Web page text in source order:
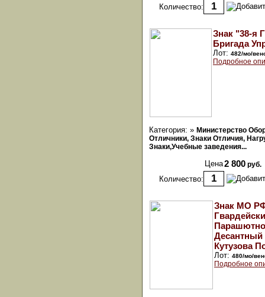
Количество:
Знак "38-я
Бригада
Лот: 482/мо/
Подробное
Категория: » Министерство
Отличники, Знаки Отличия,
Знаки,Учебные заведения...
Цена2 800 руб.
Количество:
Знак МО
Кутузова
Лот: 480/мо/
Подробное